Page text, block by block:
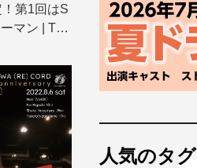
第1回はS
マン | T
人気のタグ